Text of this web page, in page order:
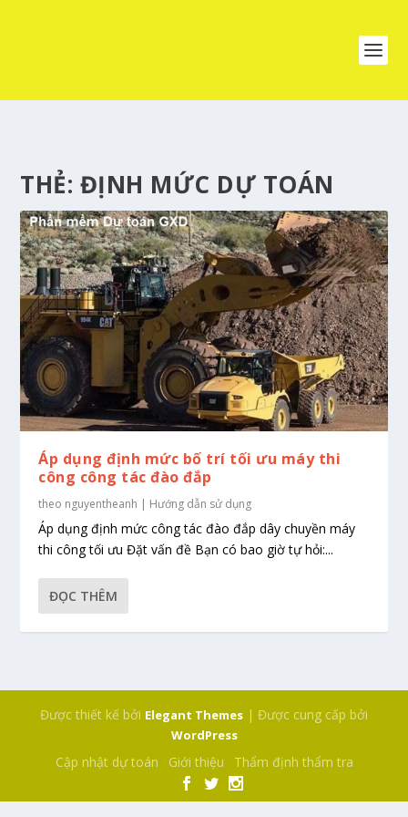
THẺ: ĐỊNH MỨC DỰ TOÁN
Áp dụng định mức bố trí tối ưu máy thi
công công tác đào đắp
theo nguyentheanh | Hướng dẫn sử dụng
Áp dụng định mức công tác đào đắp dây chuyền máy
thi công tối ưu Đặt vấn đề Bạn có bao giờ tự hỏi:...
ĐỌC THÊM
Được thiết kế bởi Elegant Themes | Được cung cấp bởi
WordPress
Cập nhật dự toán Giới thiệu Thẩm định thẩm tra